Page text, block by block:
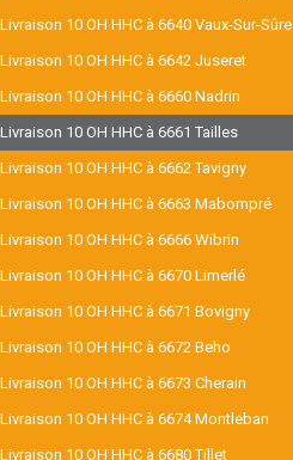
Livraison 10 OH HHC à 6640 Vaux-Sur-Sûre
Livraison 10 OH HHC à 6642 Juseret
Livraison 10 OH HHC à 6660 Nadrin
Livraison 10 OH HHC à 6661 Tailles
Livraison 10 OH HHC à 6662 Tavigny
Livraison 10 OH HHC à 6663 Mabompré
Livraison 10 OH HHC à 6666 Wibrin
Livraison 10 OH HHC à 6670 Limerlé
Livraison 10 OH HHC à 6671 Bovigny
Livraison 10 OH HHC à 6672 Beho
Livraison 10 OH HHC à 6673 Cherain
Livraison 10 OH HHC à 6674 Montleban
Livraison 10 OH HHC à 6680 Tillet